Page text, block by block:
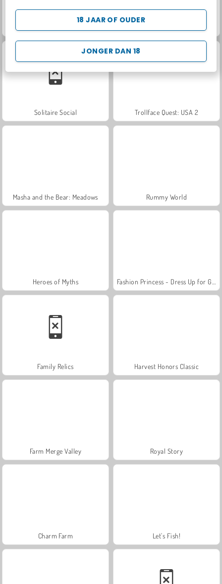
JONGER DAN 18
18 JAAR OF OUDER
Solitaire Social Trollface Quest: USA 2
Masha and the Bear: Meadows Rummy World
Heroes of Myths
Family Relics Harvest Honors Classic
Farm Merge Valley Royal Story
Charm Farm Let's Fish!